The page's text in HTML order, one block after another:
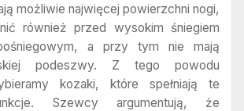
możliwie najwięcej powierzchni nogi,
również przed wysokim śniegiem
a przy tym nie mają
podeszwy. Z tego powodu
kozaki, które spełniają te
Szewcy argumentują, że